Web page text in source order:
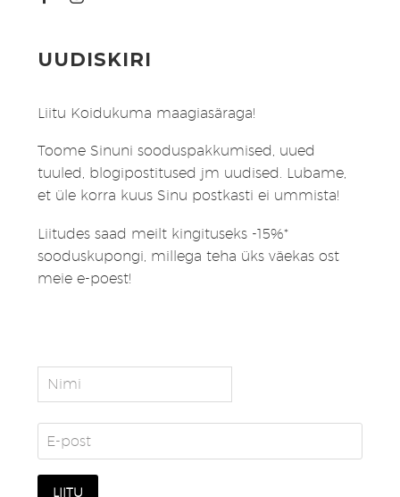
UUDISKIRI
Liitu Koidukuma maagiasäraga!
Toome Sinuni sooduspakkumised, uued
tuuled, blogipostitused jm uudised. Lubame,
et üle korra kuus Sinu postkasti ei ummista!
Liitudes saad meilt kingituseks -15%*
sooduskupongi, millega teha üks väekas ost
meie e-poest!